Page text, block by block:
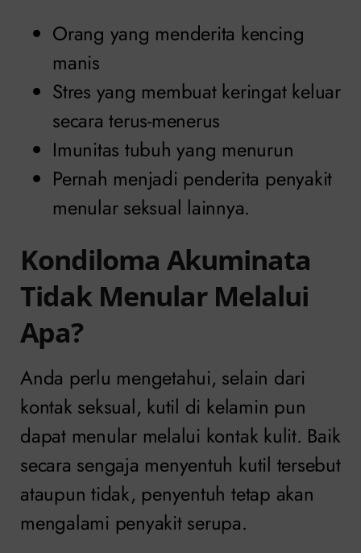
Orang yang menderita kencing
manis
Stres yang membuat keringat keluar
secara terus-menerus
Imunitas tubuh yang menurun
Pernah menjadi penderita penyakit
menular seksual lainnya.
Kondiloma Akuminata
Tidak Menular Melalui
Apa?
Anda perlu mengetahui, selain dari
kontak seksual, kutil di kelamin pun
dapat menular melalui kontak kulit. Baik
secara sengaja menyentuh kutil tersebut
ataupun tidak, penyentuh tetap akan
mengalami penyakit serupa.